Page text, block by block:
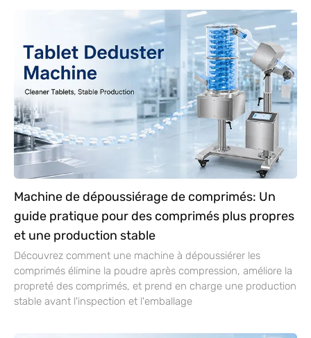
Machine de dépoussiérage de comprimés: Un
guide pratique pour des comprimés plus propres
et une production stable
Découvrez comment une machine à dépoussiérer les
comprimés élimine la poudre après compression, améliore la
propreté des comprimés, et prend en charge une production
stable avant l'inspection et l'emballage